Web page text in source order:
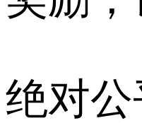
绝对公